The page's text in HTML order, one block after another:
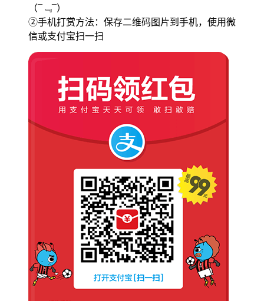
（¯﹃¯）
②手机打赏方法：保存二维码图片到手机，使用微
信或支付宝扫一扫